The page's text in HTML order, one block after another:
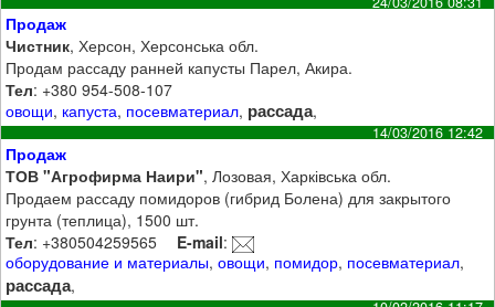
Продаж
Чистник, Херсон, Херсонська обл.
Продам рассаду ранней капусты Парел, Акира.
Тел: +380 954-508-107
овощи, капуста, посевматериал, рассада,
14/03/2016 12:42
Продаж
ТОВ "Агрофирма Наири", Лозовая, Харківська обл.
Продаем рассаду помидоров (гибрид Болена) для закрытого
грунта (теплица), 1500 шт.
Тел: +380504259565 E-mail:
оборудование и материалы,овощи, помидор, посевматериал,
рассада,